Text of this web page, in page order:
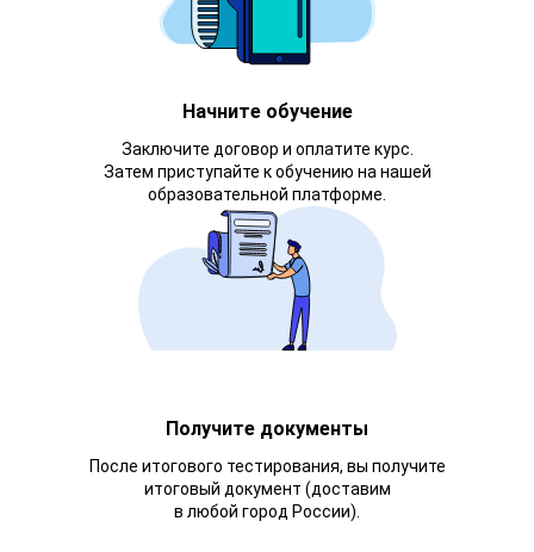
Начните обучение
Заключите договор и оплатите курс.
Затем приступайте к обучению на нашей
образовательной платформе.
Получите документы
После итогового тестирования, вы получите
итоговый документ (доставим
в любой город России).